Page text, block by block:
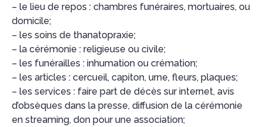
– le lieu de repos : chambres funéraires, mortuaires, ou
domicile;
– les soins de thanatopraxie;
– la cérémonie : religieuse ou civile;
– les funérailles : inhumation ou crémation;
– les articles : cercueil, capiton, urne, fleurs, plaques;
– les services : faire part de décès sur internet, avis
d’obsèques dans la presse, diffusion de la cérémonie
en streaming, don pour une association;